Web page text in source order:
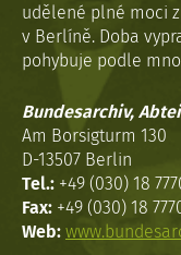
udělené plné moci
v Berlíně. Doba
pohybuje podle
Bundesarchiv,
Am Borsigturm 130
D-13507 Berlin
Tel.: +49 (030) 18
Fax: +49 (030) 18
Web: